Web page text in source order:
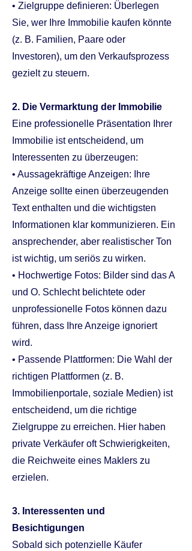
• Zielgruppe definieren: Überlegen
Sie, wer Ihre Immobilie kaufen könnte
(z. B. Familien, Paare oder
Investoren), um den Verkaufsprozess
gezielt zu steuern.
2. Die Vermarktung der Immobilie
Eine professionelle Präsentation Ihrer
Immobilie ist entscheidend, um
Interessenten zu überzeugen:
• Aussagekräftige Anzeigen: Ihre
Anzeige sollte einen überzeugenden
Text enthalten und die wichtigsten
Informationen klar kommunizieren. Ein
ansprechender, aber realistischer Ton
ist wichtig, um seriös zu wirken.
• Hochwertige Fotos: Bilder sind das A
und O. Schlecht belichtete oder
unprofessionelle Fotos können dazu
führen, dass Ihre Anzeige ignoriert
wird.
• Passende Plattformen: Die Wahl der
richtigen Plattformen (z. B.
Immobilienportale, soziale Medien) ist
entscheidend, um die richtige
Zielgruppe zu erreichen. Hier haben
private Verkäufer oft Schwierigkeiten,
die Reichweite eines Maklers zu
erzielen.
3. Interessenten und
Besichtigungen
Sobald sich potenzielle Käufer